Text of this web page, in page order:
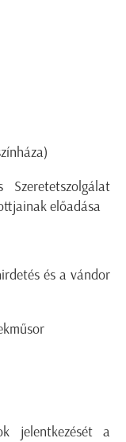
Szeretetszolgálat
előadása
és a vándor
jelentkezését a